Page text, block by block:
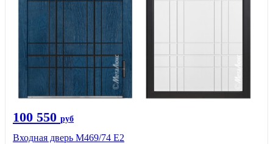
100 550 руб
Входная дверь М469/74 Е2